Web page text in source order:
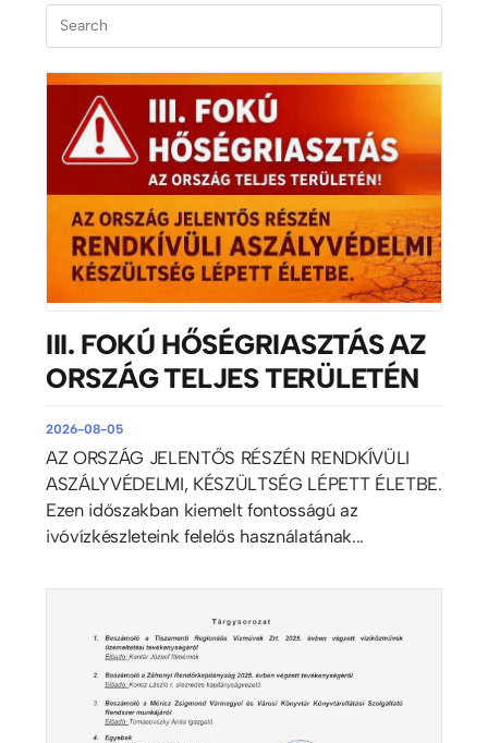
III. FOKÚ HŐSÉGRIASZTÁS AZ
ORSZÁG TELJES TERÜLETÉN
2026-08-05
AZ ORSZÁG JELENTŐS RÉSZÉN RENDKÍVÜLI
ASZÁLYVÉDELMI, KÉSZÜLTSÉG LÉPETT ÉLETBE.
Ezen időszakban kiemelt fontosságú az
ivóvízkészleteink felelős használatának...